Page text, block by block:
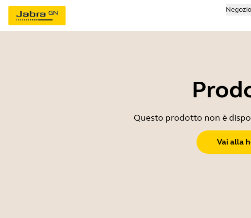
Negozio
Questo prodotto non è
Vai alla